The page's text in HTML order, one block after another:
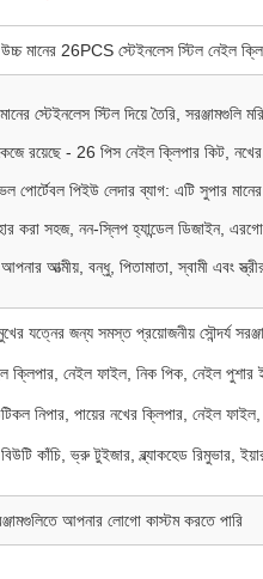
মানের 26PCS স্টেইনলেস স্টিল নেইল
মানের স্টেইনলেস স্টিল দিয়ে তৈরি,
রয়েছে - 26 পিস নেইল ক্লিপার কিট,
পোর্টেবল পিইউ লেদার ব্যাগ: এটি সুপার
করা সহজ, নন-স্লিপ হ্যান্ডেল ডিজাইন,
আত্মীয়, বন্ধু, পিতামাতা, স্বামী এবং
যত্নের জন্য সমস্ত প্রয়োজনীয় সৌন্দর্য
ক্লিপার, নেইল ফাইল, নিক পিক, নেইল পুশার
নিপার, পায়ের নখের ক্লিপার, নেইল
কাঁচি, ভ্রু টুইজার, ব্ল্যাকহেড রিমুভার,
আপনার লোগো কাস্টম করতে পারি